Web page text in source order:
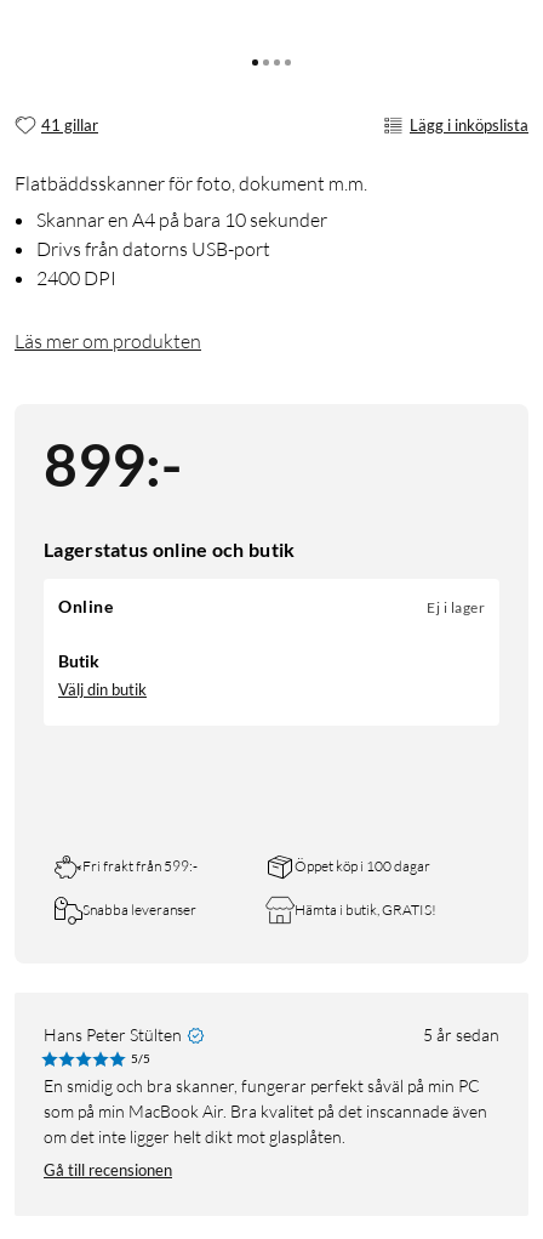
41 gillar Lägg i inköpslista
Flatbäddsskanner för foto, dokument m.m.
Skannar en A4 på bara 10 sekunder
Drivs från datorns USB-port
2400 DPI
Läs mer om produkten
899:-
Lagerstatus online och butik
Online Ej i lager
Butik
Välj din butik
Fri frakt från 599:- Öppet köp i 100 dagar
Snabba leveranser Hämta i butik, GRATIS!
Hans Peter Stülten 5 år sedan
5/5
En smidig och bra skanner, fungerar perfekt såväl på min PC
som på min MacBook Air. Bra kvalitet på det inscannade även
om det inte ligger helt dikt mot glasplåten.
Gå till recensionen